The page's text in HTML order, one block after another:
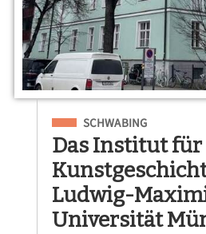
Eingeordnet unter
SCHWABING
Das Institut für
Ludwig-
Universität